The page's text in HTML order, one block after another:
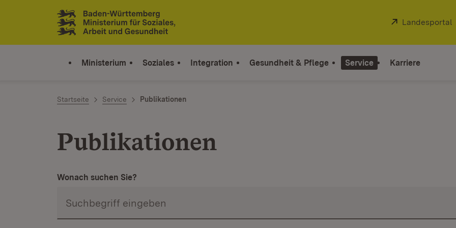
Zum Inhalt springen
Link zur Startseite
Extern:
Landesportal
Ministerium Soziales Integration Gesundheit & Pflege Service Karriere
Startseite Service Publikationen
Publikationen
Wonach suchen Sie?